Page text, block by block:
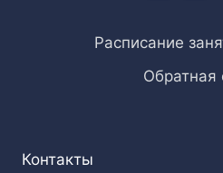
Расписание
Обратная
Контакты